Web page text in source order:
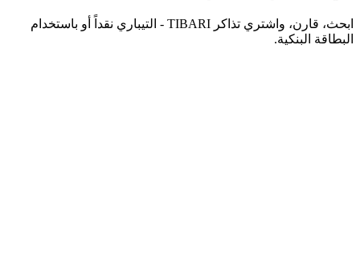
ابحث، قارن، واشتري تذاكر TIBARI - التيباري
نقداً أو باستخدام
البطاقة البنكية.